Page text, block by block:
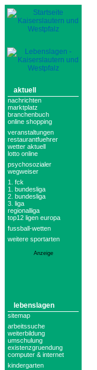
aktuell
nachrichten
marktplatz
branchenbuch
online shopping
veranstaltungen
restaurantfuehrer
wetter aktuell
lotto online
psychosozialer
wegweiser
1. fck
1. bundesliga
2. bundesliga
3. liga
regionalliga
top12 ligen europa
fussball-wetten
weitere sportarten
Anzeige
lebenslagen
sitemap
arbeitssuche
weiterbildung
umschulung
existenzgruendung
computer & internet
kindergarten